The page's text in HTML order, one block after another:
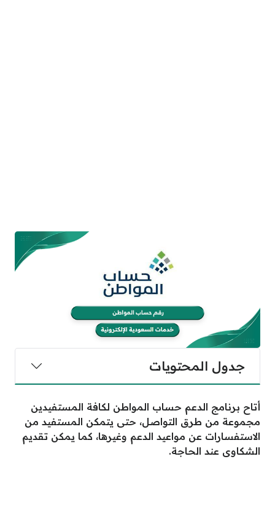
جدول المحتويات
أتاح برنامج الدعم حساب المواطن لكافة المستفيدين
مجموعة من طرق التواصل، حتى يتمكن المستفيد من
الاستفسارات عن مواعيد الدعم وغيرها، كما يمكن تقديم
الشكاوى عند الحاجة.